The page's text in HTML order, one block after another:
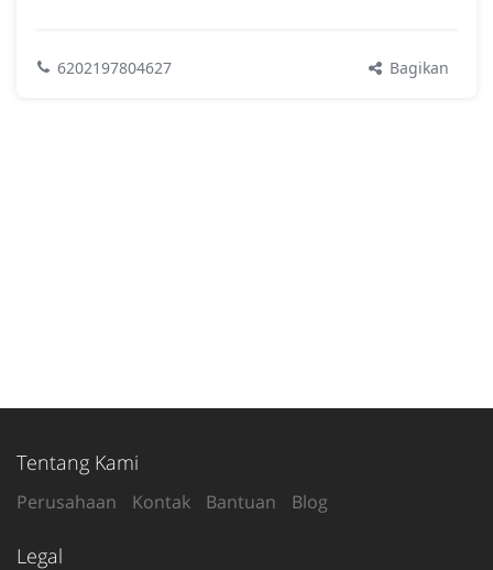
6202197804627 Bagikan
Tentang Kami
Perusahaan Kontak Bantuan Blog
Legal